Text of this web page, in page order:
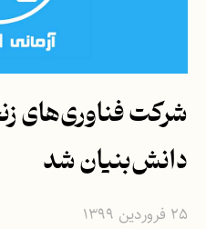
شرکت فناوری‌های
دانش‌بنیان شد
۲۵ فروردین ۱۳۹۹